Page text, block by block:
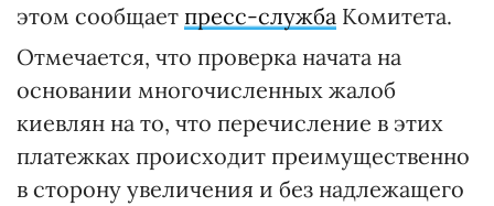
этом сообщает пресс-служба Комитета.
Отмечается, что проверка начата на
основании многочисленных жалоб
киевлян на то, что перечисление в этих
платежках происходит преимущественно
в сторону увеличения и без надлежащего